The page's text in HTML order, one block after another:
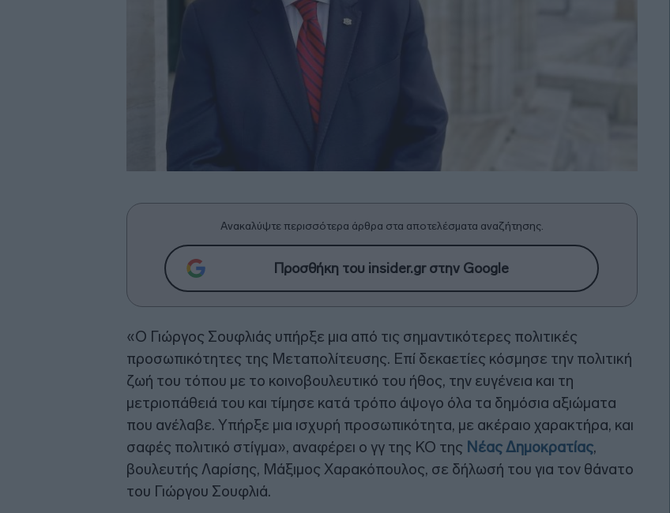
Ανακαλύψτε περισσότερα άρθρα στα αποτελέσματα αναζήτησης.
Προσθήκη του insider.gr στην Google
«Ο Γιώργος Σουφλιάς υπήρξε μια από τις σημαντικότερες πολιτικές
προσωπικότητες της Μεταπολίτευσης. Επί δεκαετίες κόσμησε την πολιτική
ζωή του τόπου με το κοινοβουλευτικό του ήθος, την ευγένεια και τη
μετριοπάθειά του και τίμησε κατά τρόπο άψογο όλα τα δημόσια αξιώματα
που ανέλαβε. Υπήρξε μια ισχυρή προσωπικότητα, με ακέραιο χαρακτήρα, και
σαφές πολιτικό στίγμα», αναφέρει ο γγ της ΚΟ της Νέας Δημοκρατίας,
βουλευτής Λαρίσης, Μάξιμος Χαρακόπουλος, σε δήλωσή του για τον θάνατο
του Γιώργου Σουφλιά.